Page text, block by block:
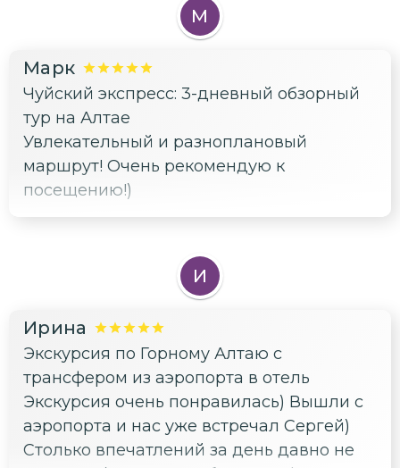
М
Марк
Чуйский экспресс: 3-дневный обзорный
тур на Алтае
Увлекательный и разноплановый
маршрут! Очень рекомендую к
посещению!)
И
Ирина
Экскурсия по Горному Алтаю с
трансфером из аэропорта в отель
Экскурсия очень понравилась) Вышли с
аэропорта и нас уже встречал Сергей)
Столько впечатлений за день давно не